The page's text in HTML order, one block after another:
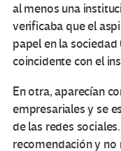
al menos una
verificaba que el
papel en la
coincidente con el
En otra, aparecían
empresariales y se
de las redes
recomendación y no